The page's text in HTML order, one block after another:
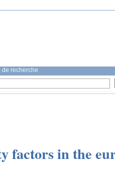
de recherche
factors in the